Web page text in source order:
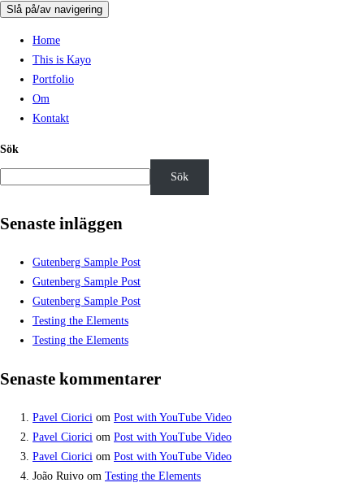
Slå på/av navigering
Home
This is Kayo
Portfolio
Om
Kontakt
Sök
Sök
Senaste inläggen
Gutenberg Sample Post
Gutenberg Sample Post
Gutenberg Sample Post
Testing the Elements
Testing the Elements
Senaste kommentarer
Pavel Ciorici om Post with YouTube Video
Pavel Ciorici om Post with YouTube Video
Pavel Ciorici om Post with YouTube Video
João Ruivo om Testing the Elements